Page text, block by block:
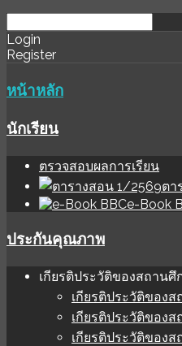
download
software
ihale
sınır
Login
Register
หน้าหลัก
นักเรียน
ตรวจสอบผลการเรียน
ตา
e-Book
ประกันคุณภาพ
เกียรติประวัติของสถานศึ
เกียรติประวัติของ
เกียรติประวัติของ
เกียรติประวัติของ